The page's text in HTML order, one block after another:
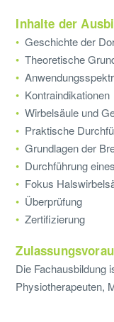
Inhalte der
Geschichte der
Theoretische
Kontraindikationen
Wirbelsäule und
Praktische
Grundlagen der
Durchführung
Fokus
Überprüfung
Zertifizierung
Die Fachausbildung
Physiotherapeuten,